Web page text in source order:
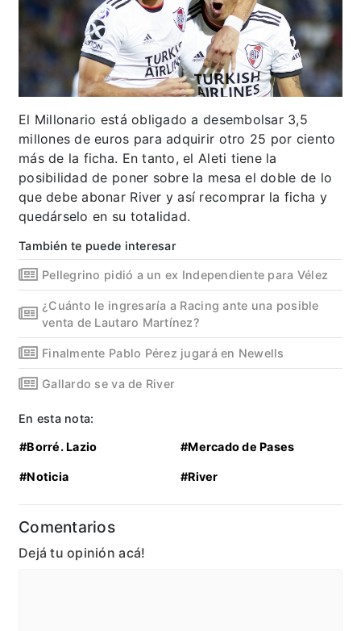
El Millonario está obligado a desembolsar 3,5
millones de euros para adquirir otro 25 por ciento
más de la ficha. En tanto, el Aleti tiene la
posibilidad de poner sobre la mesa el doble de lo
que debe abonar River y así recomprar la ficha y
quedárselo en su totalidad.
También te puede interesar
Pellegrino pidió a un ex Independiente para Vélez
¿Cuánto le ingresaría a Racing ante una posible
venta de Lautaro Martínez?
Finalmente Pablo Pérez jugará en Newells
Gallardo se va de River
En esta nota:
#Borré. Lazio #Mercado de Pases
#Noticia #River
Comentarios
Dejá tu opinión acá!